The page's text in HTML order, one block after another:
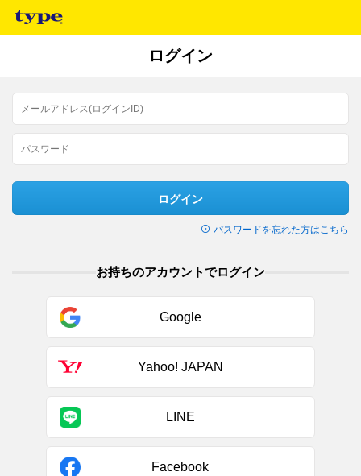
ログイン
ログイン
パスワードを忘れた方はこちら
お持ちのアカウントでログイン
Google
Yahoo! JAPAN
LINE
Facebook